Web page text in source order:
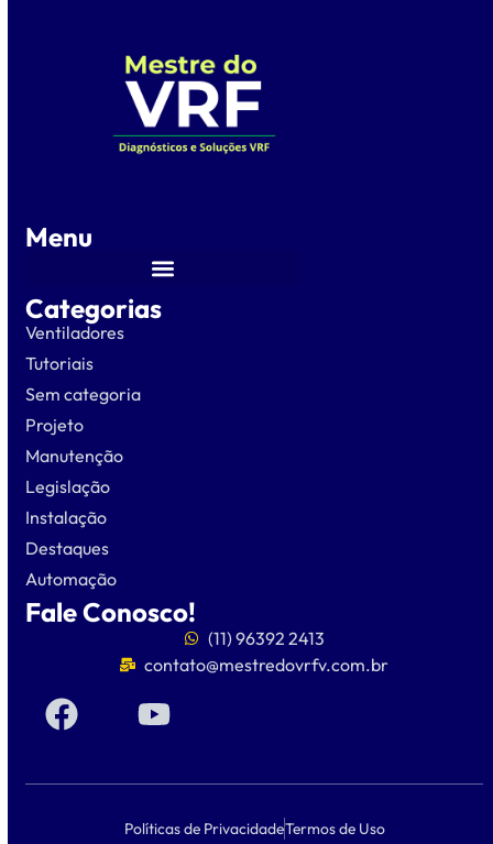
Menu
Categorias
Ventiladores
Tutoriais
Sem categoria
Projeto
Manutenção
Legislação
Instalação
Destaques
Automação
Fale Conosco!
(11) 96392 2413
contato@mestredovrfv.com.br
Políticas de PrivacidadeTermos de Uso